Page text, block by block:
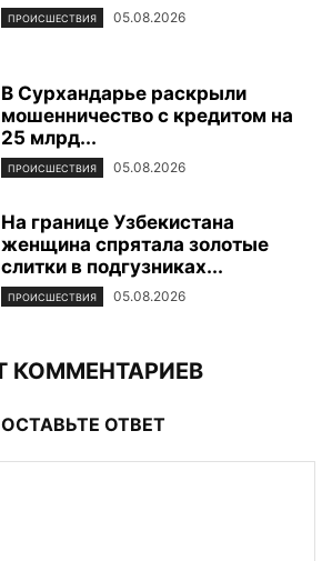
ПРОИСШЕСТВИЯ 05.08.2026
В Сурхандарье раскрыли
мошенничество с кредитом на
25 млрд...
ПРОИСШЕСТВИЯ 05.08.2026
На границе Узбекистана
женщина спрятала золотые
слитки в подгузниках...
ПРОИСШЕСТВИЯ 05.08.2026
КОММЕНТАРИЕВ
ОСТАВЬТЕ ОТВЕТ